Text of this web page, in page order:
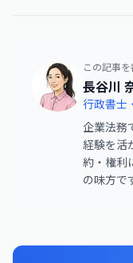
この記事を
長谷川
行政書士
企業法務
経験を活
約・権利
の味方で